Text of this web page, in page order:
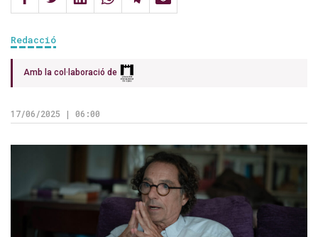
Redacció
Amb la col·laboració de
17/06/2025 | 06:00